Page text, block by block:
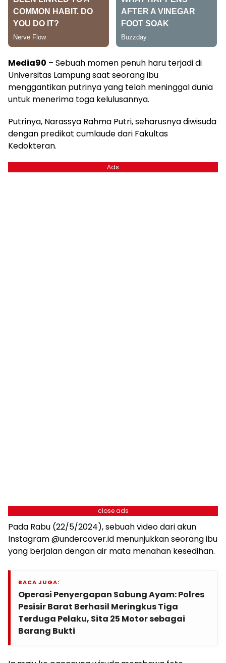
Media90 – Sebuah momen penuh haru terjadi di
Universitas Lampung saat seorang ibu
menggantikan putrinya yang telah meninggal dunia
untuk menerima toga kelulusannya.
Putrinya, Narassya Rahma Putri, seharusnya diwisuda
dengan predikat cumlaude dari Fakultas
Kedokteran.
Ads
close ads
Pada Rabu (22/5/2024), sebuah video dari akun
Instagram @undercover.id menunjukkan seorang ibu
yang berjalan dengan air mata menahan kesedihan.
BACA JUGA:
Operasi Penyergapan Sabung Ayam: Polres
Pesisir Barat Berhasil Meringkus Tiga
Terduga Pelaku, Sita 25 Motor sebagai
Barang Bukti